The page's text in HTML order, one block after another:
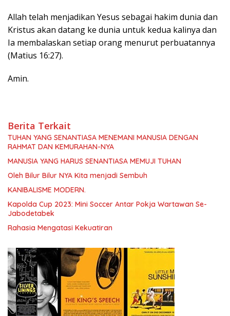
Allah telah menjadikan Yesus sebagai hakim dunia dan
Kristus akan datang ke dunia untuk kedua kalinya dan
Ia membalaskan setiap orang menurut perbuatannya
(Matius 16:27).
Amin.
Berita Terkait
TUHAN YANG SENANTIASA MENEMANI MANUSIA DENGAN
RAHMAT DAN KEMURAHAN-NYA
MANUSIA YANG HARUS SENANTIASA MEMUJI TUHAN
Oleh Bilur Bilur NYA Kita menjadi Sembuh
KANIBALISME MODERN.
Kapolda Cup 2023: Mini Soccer Antar Pokja Wartawan Se-
Jabodetabek
Rahasia Mengatasi Kekuatiran